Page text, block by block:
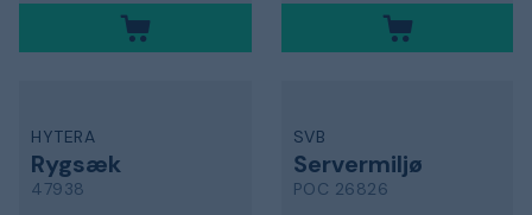
HYTERA
Rygsæk
47938
SVB
Servermiljø
POC 26826